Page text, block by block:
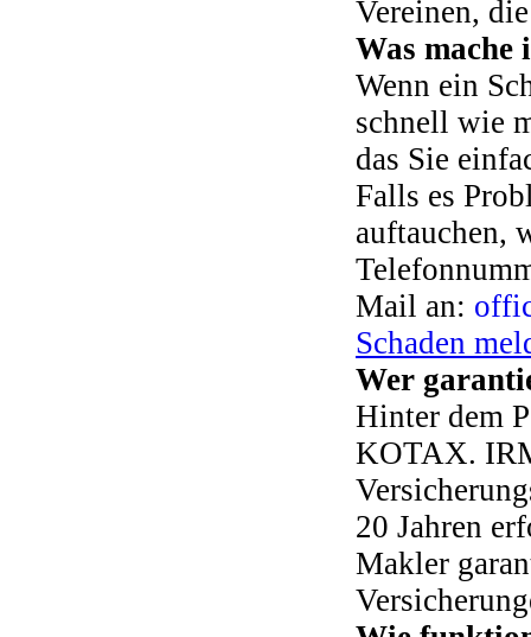
Vereinen,
Was mache
Wenn ein
schnell wie
das Sie
Falls es
auftauchen,
Mail an:
Schaden
Wer
Hinter dem
KOTAX.
20 Jahren
Makler